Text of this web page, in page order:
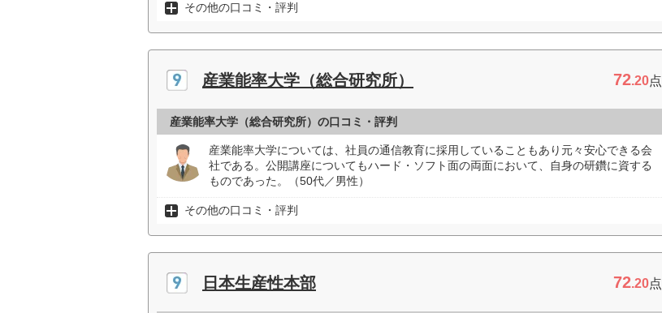
その他の口コミ・評判
産業能率大学（総合研究所） 72.20点
産業能率大学（総合研究所）の口コミ・評判
産業能率大学については、社員の通信教育に採用していることもあり元々安心できる会
社である。公開講座についてもハード・ソフト面の両面において、自身の研鑽に資する
ものであった。（50代／男性）
その他の口コミ・評判
日本生産性本部 72.20点